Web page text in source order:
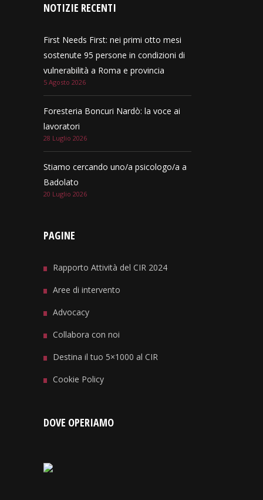
NOTIZIE RECENTI
First Needs First: nei primi otto mesi
sostenute 95 persone in condizioni di
vulnerabilità a Roma e provincia
5 Agosto 2026
Foresteria Boncuri Nardò: la voce ai
lavoratori
28 Luglio 2026
Stiamo cercando uno/a psicologo/a a
Badolato
20 Luglio 2026
PAGINE
Rapporto Attività del CIR 2024
Aree di intervento
Advocacy
Collabora con noi
Destina il tuo 5×1000 al CIR
Cookie Policy
DOVE OPERIAMO